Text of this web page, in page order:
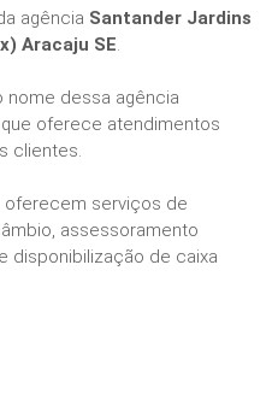
agência Santander Jardins
Aracaju SE.
nome dessa agência
que oferece atendimentos
clientes.
oferecem serviços de
assessoramento
disponibilização de caixa